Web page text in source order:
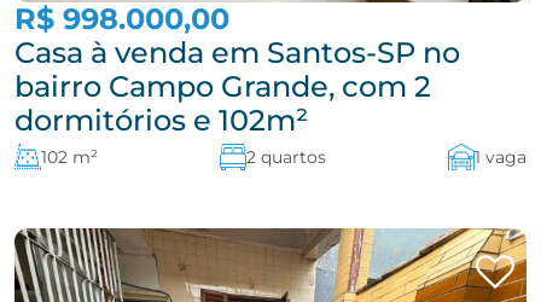
R$ 998.000,00
Casa à venda em Santos-SP no
bairro Campo Grande, com 2
dormitórios e 102m²
102 m² 2 quartos 1 vaga